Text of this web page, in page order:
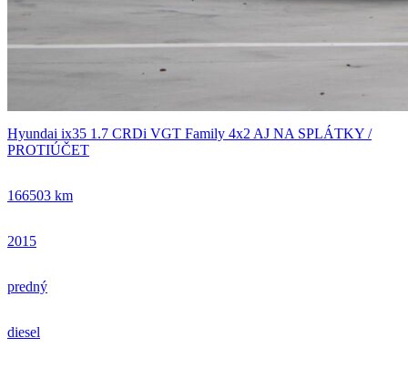
Hyundai ix35 1.7 CRDi VGT Family 4x2 AJ NA SPLÁTKY /
PROTIÚČET
166503 km
2015
predný
diesel